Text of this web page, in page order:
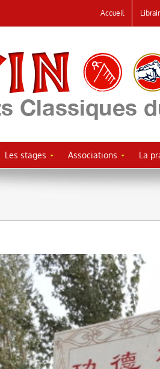
Accueil
Les stages Associations La